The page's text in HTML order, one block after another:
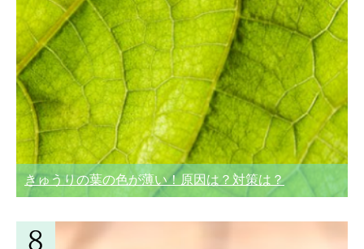
きゅうりの葉の色が薄い！原因は？対策は？